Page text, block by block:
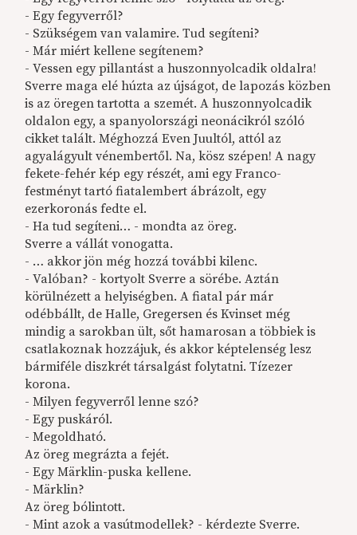
- Egy fegyverről?
- Szükségem van valamire. Tud segíteni?
- Már miért kellene segítenem?
- Vessen egy pillantást a huszonnyolcadik oldalra!
Sverre maga elé húzta az újságot, de lapozás közben
is az öregen tartotta a szemét. A huszonnyolcadik
oldalon egy, a spanyolországi neonácikról szóló
cikket talált. Méghozzá Even Juultól, attól az
agyalágyult vénembertől. Na, kösz szépen! A nagy
fekete-fehér kép egy részét, ami egy Franco-
festményt tartó fiatalembert ábrázolt, egy
ezerkoronás fedte el.
- Ha tud segíteni… - mondta az öreg.
Sverre a vállát vonogatta.
- … akkor jön még hozzá további kilenc.
- Valóban? - kortyolt Sverre a sörébe. Aztán
körülnézett a helyiségben. A fiatal pár már
odébbállt, de Halle, Gregersen és Kvinset még
mindig a sarokban ült, sőt hamarosan a többiek is
csatlakoznak hozzájuk, és akkor képtelenség lesz
bármiféle diszkrét társalgást folytatni. Tízezer
korona.
- Milyen fegyverről lenne szó?
- Egy puskáról.
- Megoldható.
Az öreg megrázta a fejét.
- Egy Märklin-puska kellene.
- Märklin?
Az öreg bólintott.
- Mint azok a vasútmodellek? - kérdezte Sverre.